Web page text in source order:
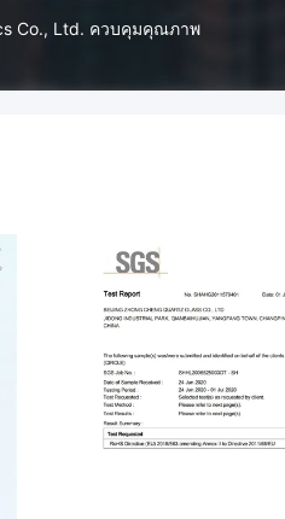
Co., Ltd. ควบคุมคุณภาพ